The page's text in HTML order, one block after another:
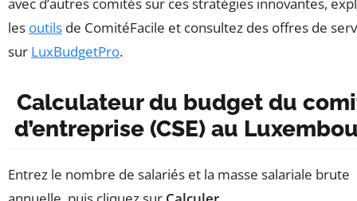
les outils de ComitéFacile et consultez des offres de
sur LuxBudgetPro.
Calculateur du budget du
d’entreprise (CSE) au
Entrez le nombre de salariés et la masse salariale brute